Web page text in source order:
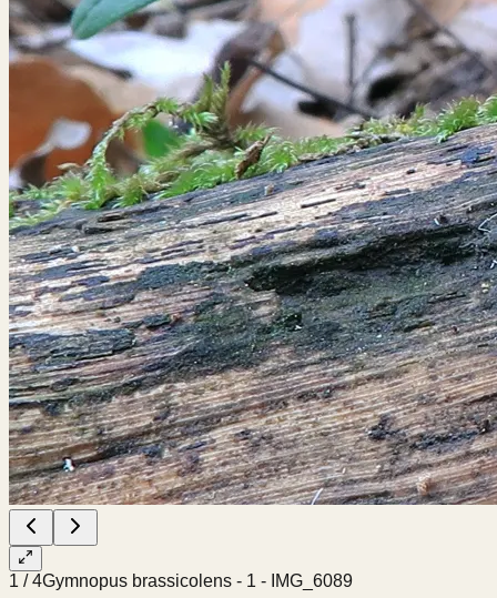
1 /4Gymnopus brassicolens - 1 - IMG_6089